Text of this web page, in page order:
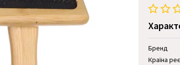
Бренд
Країна